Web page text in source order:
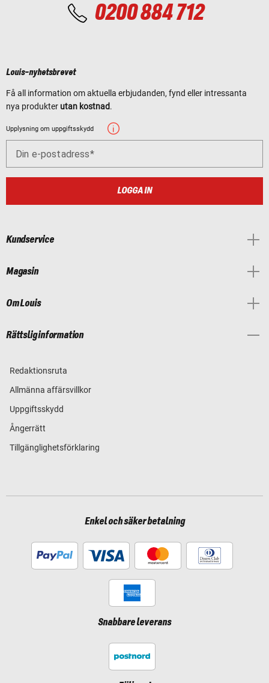
0200 884 712
Louis-nyhetsbrevet
Få all information om aktuella erbjudanden, fynd eller intressanta
nya produkter utan kostnad.
Upplysning om uppgiftsskydd
Din e-postadress
LOGGA IN
Kundservice
Magasin
Om Louis
Rättslig information
Redaktionsruta
Allmänna affärsvillkor
Uppgiftsskydd
Ångerrätt
Tillgänglighetsförklaring
Enkel och säker betalning
Snabbare leverans